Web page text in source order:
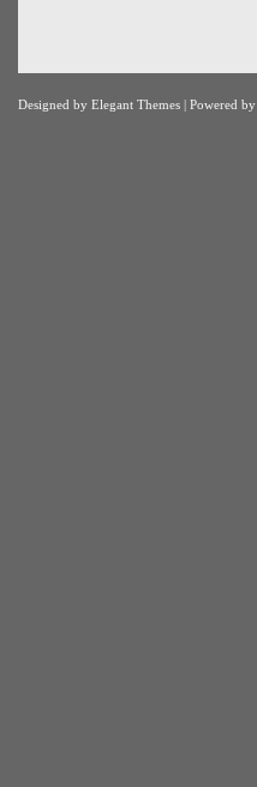
Designed by Elegant Themes | Powered by